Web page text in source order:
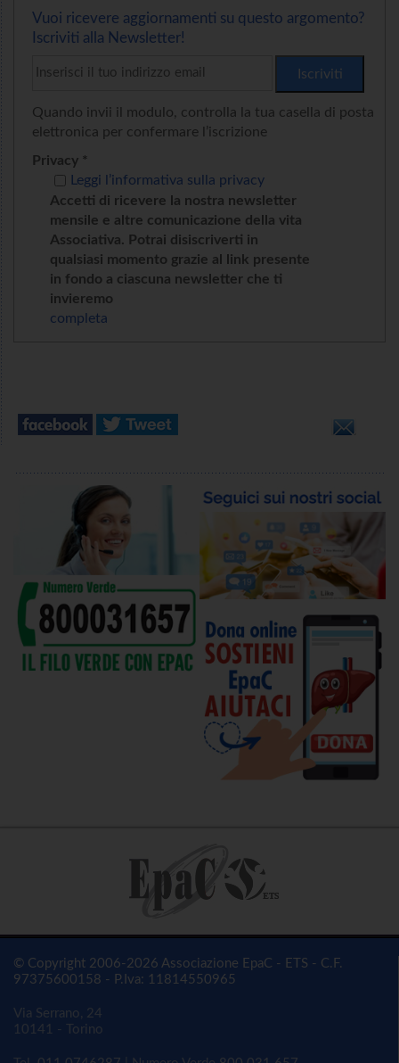
Vuoi ricevere aggiornamenti su questo argomento?
Iscriviti alla Newsletter!
Quando invii il modulo, controlla la tua casella di posta
elettronica per confermare l’iscrizione
Privacy *
Accetti di ricevere la nostra newsletter
mensile e altre comunicazione della vita
Associativa. Potrai disiscriverti in
qualsiasi momento grazie al link presente
in fondo a ciascuna newsletter che ti
invieremo
Leggi l’informativa sulla privacy
completa
© Copyright 2006-2026 Associazione EpaC - ETS - C.F.
97375600158 - P.Iva: 11814550965
Via Serrano, 24
10141 - Torino